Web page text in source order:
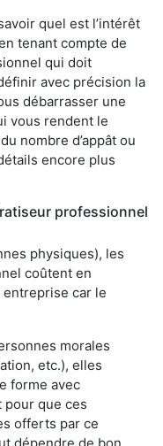
quel est l’intérêt
tenant compte de
qui doit
avec précision la
débarrasser une
vous rendent le
nombre d’appât ou
encore plus
professionnel
physiques), les
coûtent en
car le
morales
etc.), elles
forme avec
pour que ces
offerts par ce